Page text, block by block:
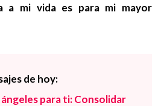
a mi vida es para mi mayor
de hoy:
para ti: Consolidar